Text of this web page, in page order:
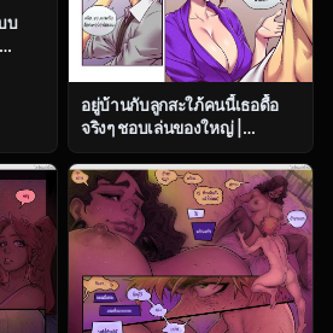
บ
อยู่บ้านกับลูกสะใภ้คนนี้เธอดื้อ
จริงๆ ชอบเล่นของใหญ่ |
[Romulo Melkor Mancin] The
Naughty In-Law